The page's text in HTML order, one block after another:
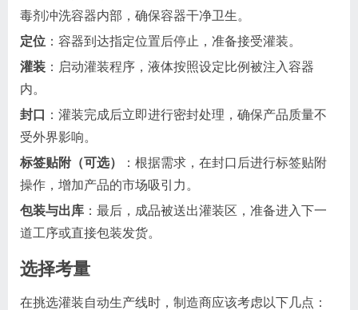
毒剂冲洗容器内部，确保容器干净卫生。
定位 ：容器到达指定位置后停止，准备接受灌装。
灌装 ：启动灌装程序，液体按照设定比例被注入容器
内。
封口
：灌装完成后立即进行密封处理，确保产品质量不
受外界影响。
标签贴附（可选）
：根据需求，在封口后进行标签贴附
操作，增加产品的市场吸引力。
包装与出库 ：最后，成品被送出灌装区，准备进入下一
道工序或直接包装发货。
选择考量
在挑选灌装自动生产线时，制造商应该考虑以下几点：